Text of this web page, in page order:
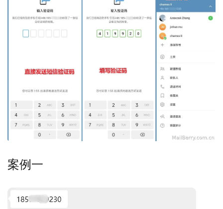
案例一